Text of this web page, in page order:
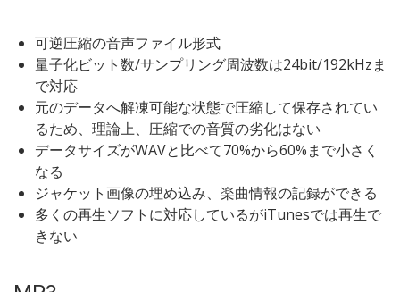
可逆圧縮の音声ファイル形式
量子化ビット数/サンプリング周波数は24bit/192kHzま
で対応
元のデータへ解凍可能な状態で圧縮して保存されてい
るため、理論上、圧縮での音質の劣化はない
データサイズがWAVと比べて70%から60%まで小さく
なる
ジャケット画像の埋め込み、楽曲情報の記録ができる
多くの再生ソフトに対応しているがiTunesでは再生で
きない